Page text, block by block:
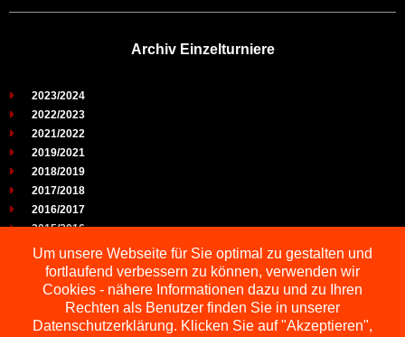
Archiv Einzelturniere
2023/2024
2022/2023
2021/2022
2019/2021
2018/2019
2017/2018
2016/2017
2015/2016
2014/2015
2013/2014
2012/2013
2011/2012
2010/2011
Um unsere Webseite für Sie optimal zu gestalten und
fortlaufend verbessern zu können, verwenden wir
Cookies - nähere Informationen dazu und zu Ihren
Rechten als Benutzer finden Sie in unserer
Datenschutzerklärung. Klicken Sie auf "Akzeptieren",